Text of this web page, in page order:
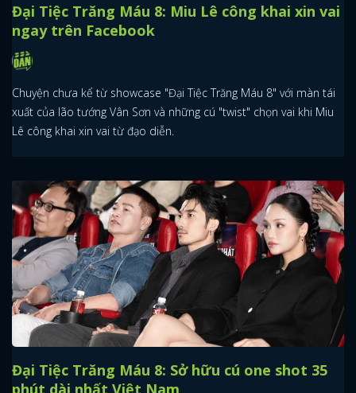
Đại Tiệc Trăng Máu 8: Miu Lê công khai xin vai
ngay trên Facebook
Chuyện chưa kể từ showcase "Đại Tiệc Trăng Máu 8" với màn tái
xuất của lão tướng Vân Sơn và những cú "twist" chọn vai khi Miu
Lê công khai xin vai từ đạo diễn.
Đại Tiệc Trăng Máu 8: Sở hữu cú one shot 35
phút dài nhất Việt Nam